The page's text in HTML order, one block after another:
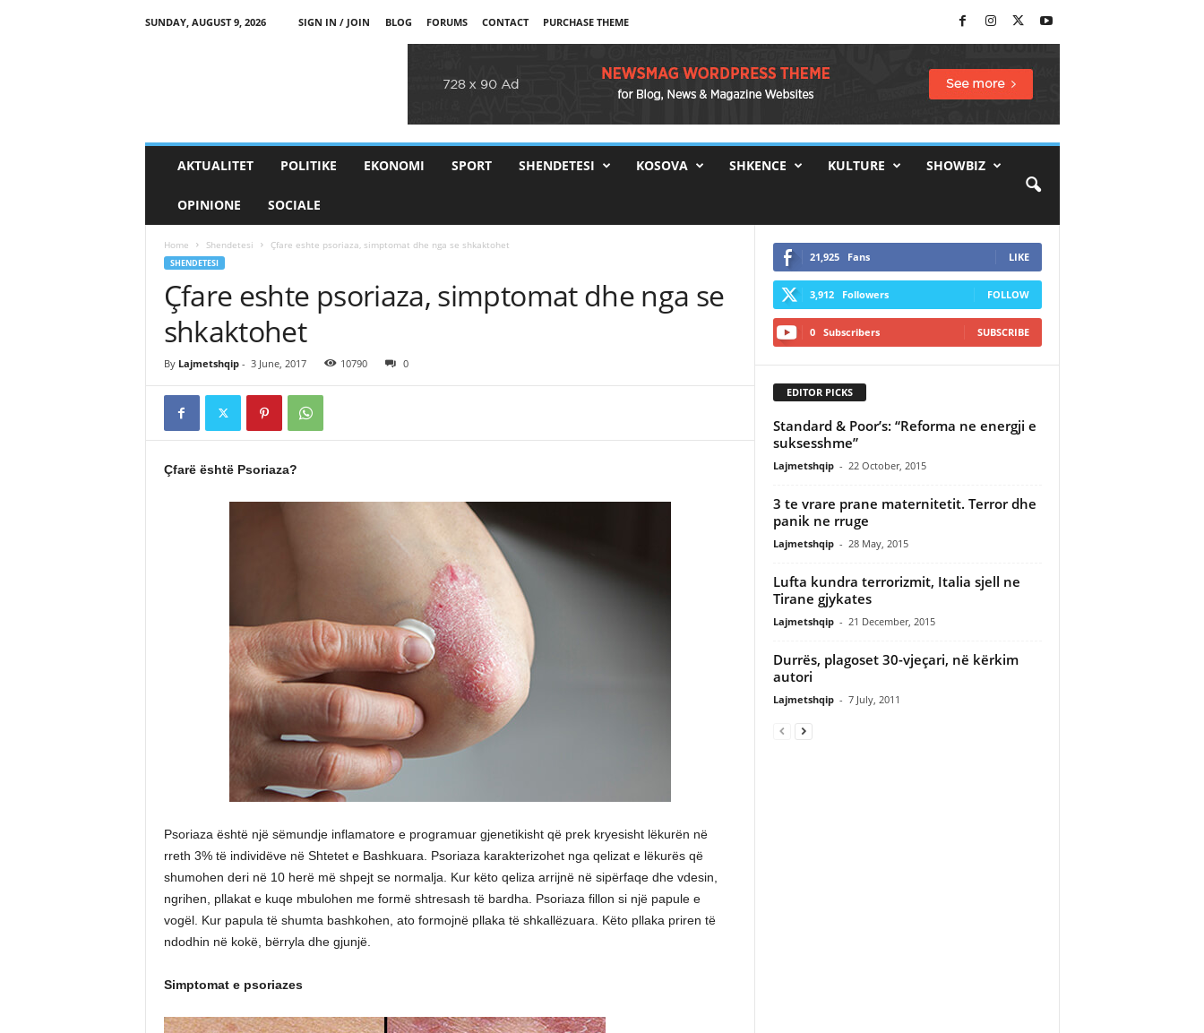
SUNDAY, AUGUST 9, 2026 SIGN IN / JOIN BLOG FORUMS CONTACT PURCHASE THEME
AKTUALITET POLITIKE EKONOMI SPORT SHENDETESI KOSOVA SHKENCE KULTURE SHOWBIZ
OPINIONE SOCIALE
Home Shendetesi Çfare eshte psoriaza, simptomat dhe nga se shkaktohet
SHENDETESI
Çfare eshte psoriaza, simptomat dhe nga se
shkaktohet
By Lajmetshqip- 3 June, 2017 10790 0
Çfarë është Psoriaza?
Psoriaza është një sëmundje inflamatore e programuar gjenetikisht që prek kryesisht lëkurën në
rreth 3% të individëve në Shtetet e Bashkuara. Psoriaza karakterizohet nga qelizat e lëkurës që
shumohen deri në 10 herë më shpejt se normalja. Kur këto qeliza arrijnë në sipërfaqe dhe vdesin,
ngrihen, pllakat e kuqe mbulohen me formë shtresash të bardha. Psoriaza fillon si një papule e
vogël. Kur papula të shumta bashkohen, ato formojnë pllaka të shkallëzuara. Këto pllaka priren të
ndodhin në kokë, bërryla dhe gjunjë.
Simptomat e psoriazes
21,925 Fans LIKE
3,912 Followers FOLLOW
0 Subscribers SUBSCRIBE
EDITOR PICKS
Standard & Poor’s: “Reforma ne energji e
suksesshme”
Lajmetshqip - 22 October, 2015
3 te vrare prane maternitetit. Terror dhe
panik ne rruge
Lajmetshqip - 28 May, 2015
Lufta kundra terrorizmit, Italia sjell ne
Tirane gjykates
Lajmetshqip - 21 December, 2015
Durrës, plagoset 30-vjeçari, në kërkim
autori
Lajmetshqip - 7 July, 2011